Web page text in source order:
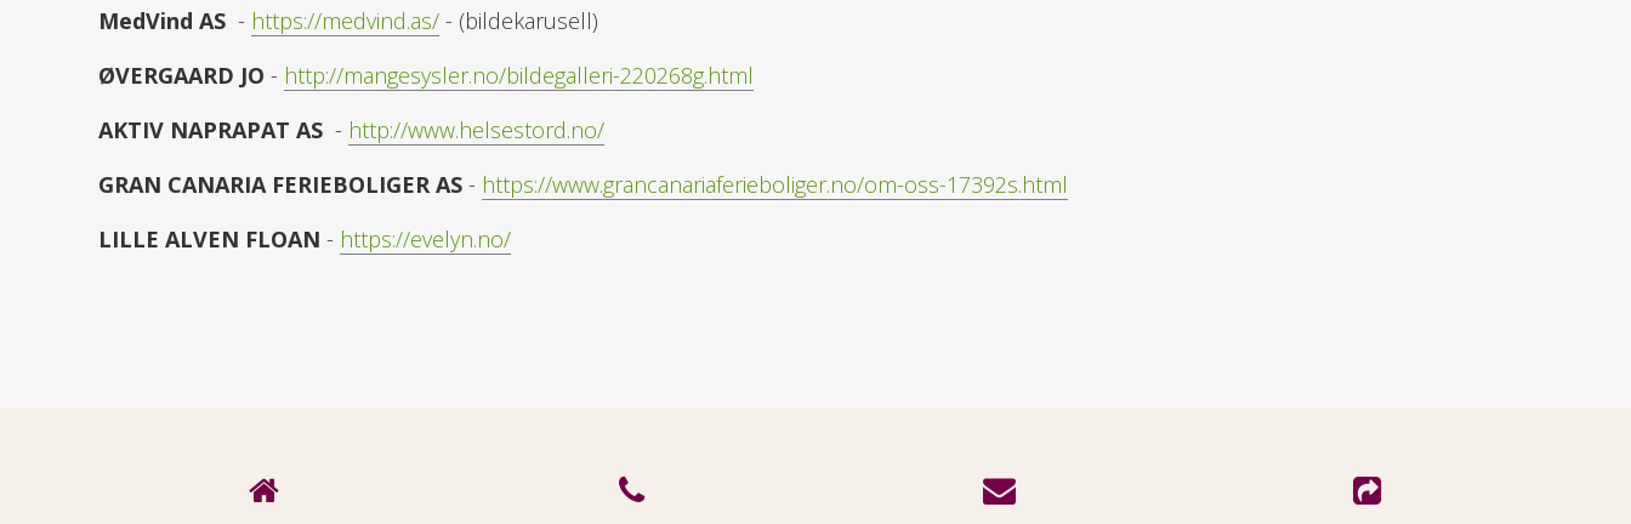
MedVind AS- https://medvind.as/- (bildekarusell)
ØVERGAARD JO - http://mangesysler.no/bildegalleri-220268g.html
AKTIV NAPRAPAT AS- http://www.helsestord.no/
GRAN CANARIA FERIEBOLIGER AS- https://www.grancanariaferieboliger.no/om-oss-17392s.html
LILLE ALVEN FLOAN - https://evelyn.no/